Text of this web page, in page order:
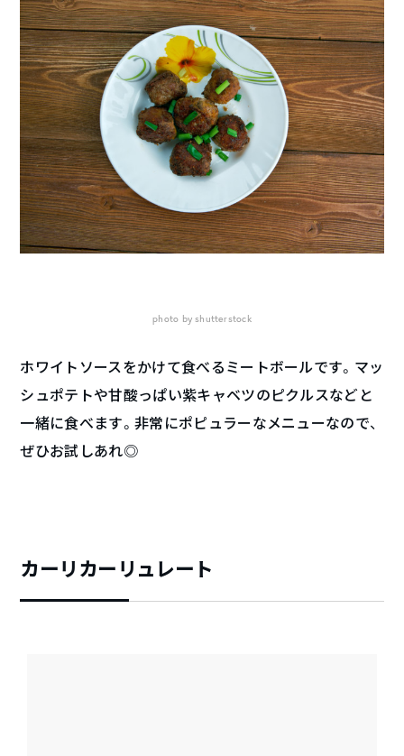
photo by shutterstock
ホワイトソースをかけて食べるミートボールです。マッ
シュポテトや甘酸っぱい紫キャベツのピクルスなどと
一緒に食べます。非常にポピュラーなメニューなので、
ぜひお試しあれ◎
カーリカーリュレート